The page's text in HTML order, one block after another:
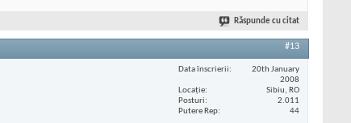
Răspunde cu citat
#13
Data înscrierii
20th January
2008
Locaţie
Sibiu, RO
Posturi
2.011
Putere Rep
44